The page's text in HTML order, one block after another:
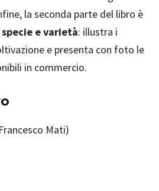
la seconda parte del libro è
e varietà: illustra i
e presenta con foto le
in commercio.
Mati)